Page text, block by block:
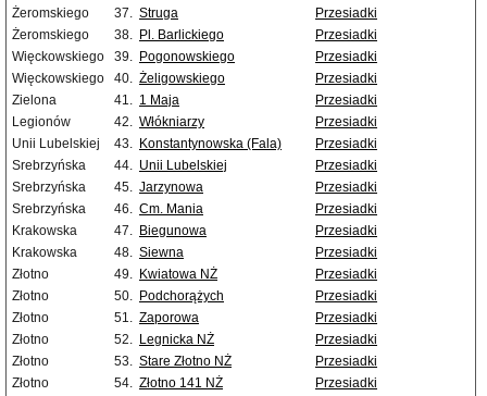
Żeromskiego
37. Struga
Przesiadki
Żeromskiego
38. Pl. Barlickiego
Przesiadki
Więckowskiego
39. Pogonowskiego
Przesiadki
Więckowskiego
40. Żeligowskiego
Przesiadki
Zielona
41. 1 Maja
Przesiadki
Legionów
42. Włókniarzy
Przesiadki
Unii Lubelskiej
43. Konstantynowska (Fala)
Przesiadki
Srebrzyńska
44. Unii Lubelskiej
Przesiadki
Srebrzyńska
45. Jarzynowa
Przesiadki
Srebrzyńska
46. Cm. Mania
Przesiadki
Krakowska
47. Biegunowa
Przesiadki
Krakowska
48. Siewna
Przesiadki
Złotno
49. Kwiatowa NŻ
Przesiadki
Złotno
50. Podchorążych
Przesiadki
Złotno
51. Zaporowa
Przesiadki
Złotno
52. Legnicka NŻ
Przesiadki
Złotno
53. Stare Złotno NŻ
Przesiadki
Złotno
54. Złotno 141 NŻ
Przesiadki